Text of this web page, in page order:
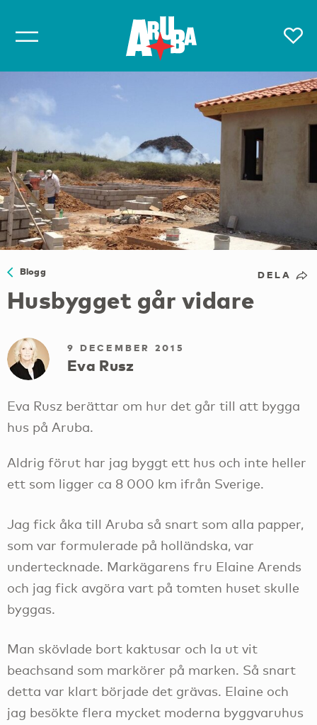
Blogg DELA
Husbygget går vidare
9 DECEMBER 2015
Eva Rusz
Eva Rusz berättar om hur det går till att bygga
hus på Aruba.
Aldrig förut har jag byggt ett hus och inte heller
ett som ligger ca 8 000 km ifrån Sverige.
Jag fick åka till Aruba så snart som alla papper,
som var formulerade på holländska, var
undertecknade. Markägarens fru Elaine Arends
och jag fick avgöra vart på tomten huset skulle
byggas.
Man skövlade bort kaktusar och la ut vit
beachsand som markörer på marken. Så snart
detta var klart började det grävas. Elaine och
jag besökte flera mycket moderna byggvaruhus